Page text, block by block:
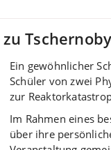
Ein gewöhnlicher
Schüler von zwei
zur
Im Rahmen eines
über ihre